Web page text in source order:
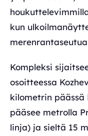
kun
Kompleksi
osoitteessa
kilometrin päässä
pääsee metrolla
linja) ja sieltä 15